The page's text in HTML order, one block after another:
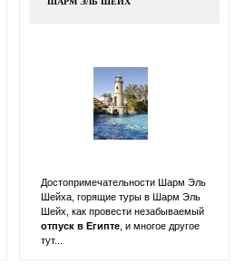
Достопримечательности Шарм Эль
Шейха, горящие туры в Шарм Эль
Шейх, как провести незабываемый
отпуск в Египте , и многое другое
тут...